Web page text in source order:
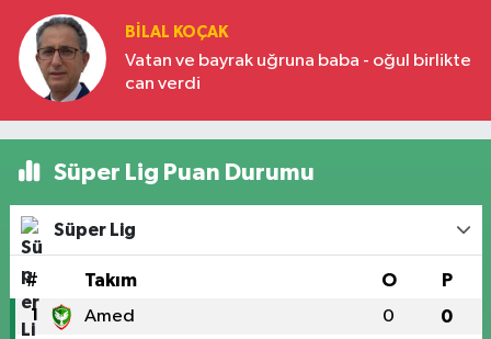
BILAL KOÇAK
Vatan ve bayrak uğruna baba - oğul birlikte
can verdi
Süper Lig Puan Durumu
Süper Lig
# Takım O P
1 Amed 0 0